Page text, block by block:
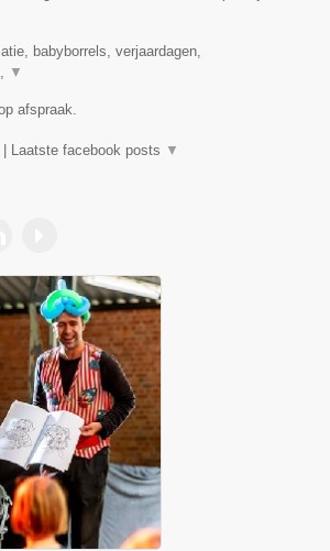
babyborrels, verjaardagen,
▼
afspraak.
Laatste facebook posts ▼